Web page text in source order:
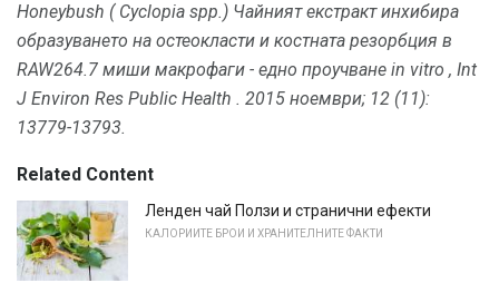
Honeybush ( Cyclopia spp.) Чайният екстракт инхибира
образуването на остеокласти и костната резорбция в
RAW264.7 миши макрофаги - едно проучване in vitro , Int
J Environ Res Public Health . 2015 ноември; 12 (11):
13779-13793.
Related Content
Ленден чай Ползи и странични ефекти
КАЛОРИИТЕ БРОИ И ХРАНИТЕЛНИТЕ ФАКТИ